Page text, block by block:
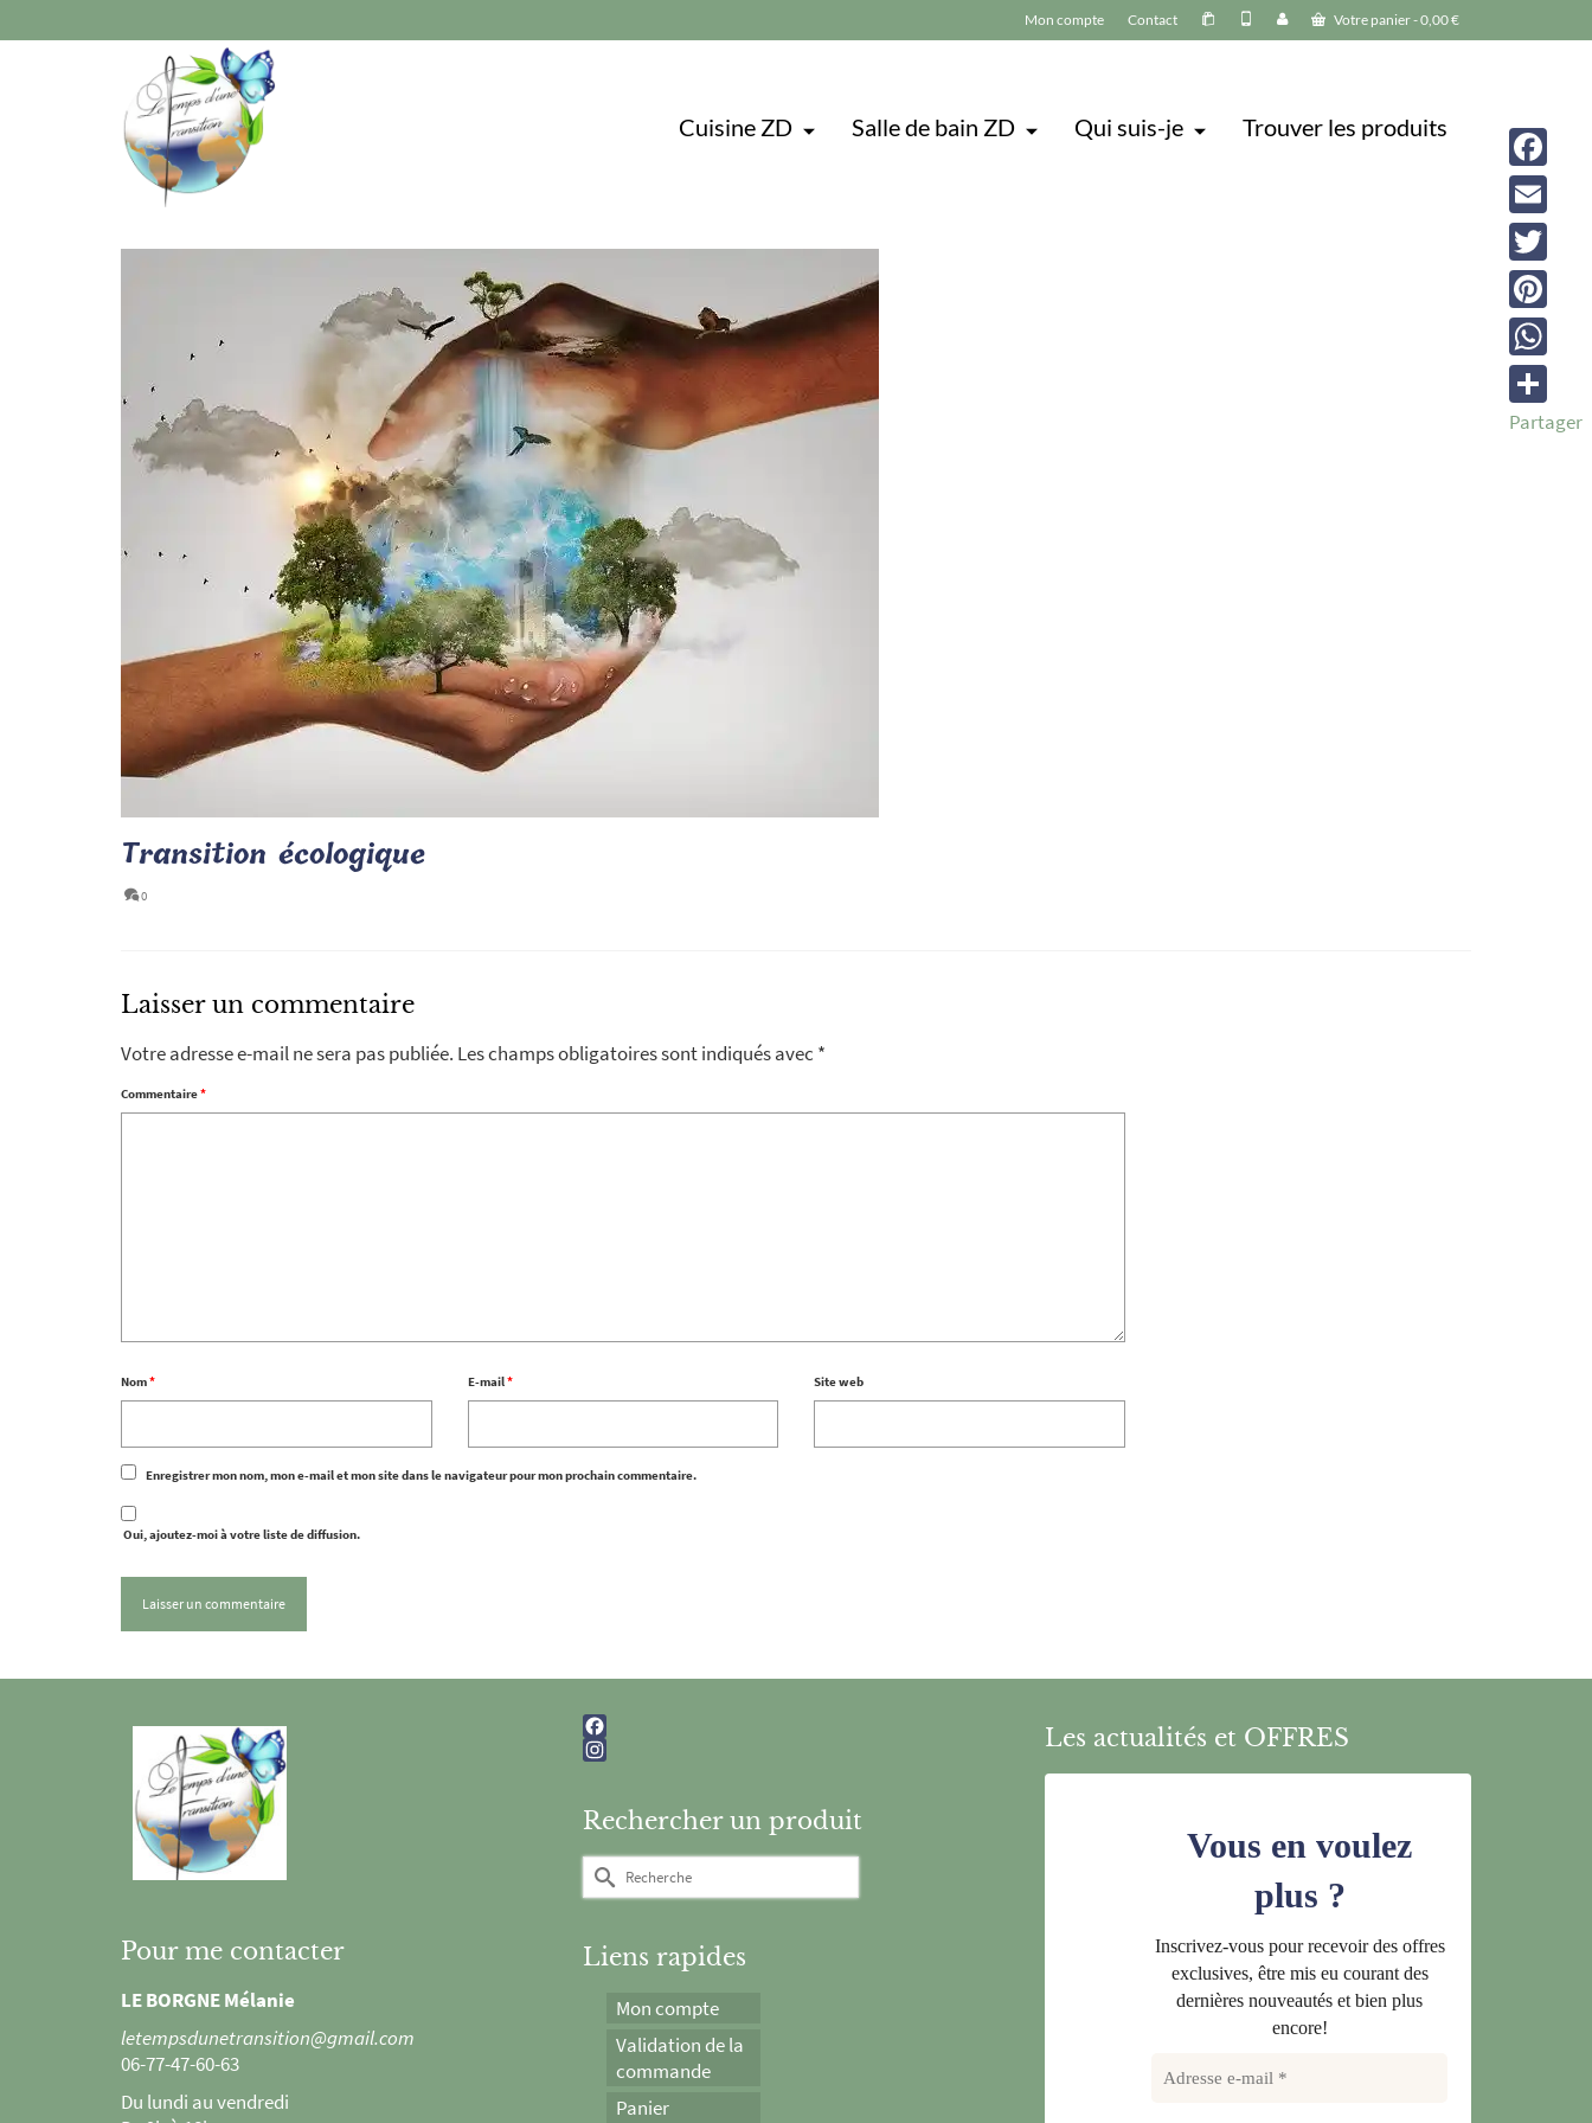
Mon compte Contact Votre panier-0,00€
Cuisine ZD Salle de bain ZD Qui suis-je Trouver les produits
Transition écologique
0
Laisser un commentaire
Votre adresse e-mail ne sera pas publiée. Les champs obligatoires sont indiqués avec *
Commentaire*
Nom* E-mail* Site web
Enregistrer mon nom, mon e-mail et mon site dans le navigateur pour mon prochain commentaire.
Oui, ajoutez-moi à votre liste de diffusion.
Pour me contacter
LE BORGNE Mélanie
letempsdunetransition@gmail.com
06-77-47-60-63
Du lundi au vendredi
Facebook
Rechercher un produit
Rechercher :
Liens rapides
Mon compte
Validation de la
commande
Panier
Les actualités et OFFRES
Vous en voulez
plus ?
Inscrivez-vous pour recevoir des offres
exclusives, être mis eu courant des
dernières nouveautés et bien plus
encore!
Facebook
Email
Twitter
Pinterest
WhatsApp
Partager